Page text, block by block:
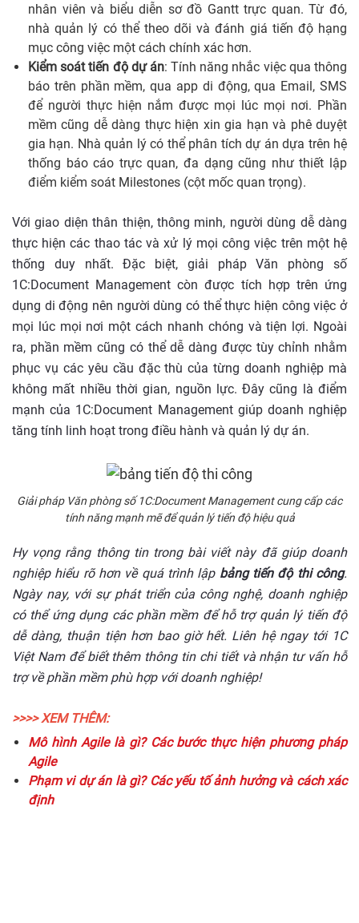
nhân viên và biểu diễn sơ đồ Gantt trực quan. Từ đó,
nhà quản lý có thể theo dõi và đánh giá tiến độ hạng
mục công việc một cách chính xác hơn.
Kiểm soát tiến độ dự án: Tính năng nhắc việc qua thông
báo trên phần mềm, qua app di động, qua Email, SMS
để người thực hiện nắm được mọi lúc mọi nơi. Phần
mềm cũng dễ dàng thực hiện xin gia hạn và phê duyệt
gia hạn. Nhà quản lý có thể phân tích dự án dựa trên hệ
thống báo cáo trực quan, đa dạng cũng như thiết lập
điểm kiểm soát Milestones (cột mốc quan trọng).
Với giao diện thân thiện, thông minh, người dùng dễ dàng
thực hiện các thao tác và xử lý mọi công việc trên một hệ
thống duy nhất. Đặc biệt, giải pháp Văn phòng số
1C:Document Management còn được tích hợp trên ứng
dụng di động nên người dùng có thể thực hiện công việc ở
mọi lúc mọi nơi một cách nhanh chóng và tiện lợi. Ngoài
ra, phần mềm cũng có thể dễ dàng được tùy chỉnh nhằm
phục vụ các yêu cầu đặc thù của từng doanh nghiệp mà
không mất nhiều thời gian, nguồn lực. Đây cũng là điểm
mạnh của 1C:Document Management giúp doanh nghiệp
tăng tính linh hoạt trong điều hành và quản lý dự án.
Giải pháp Văn phòng số 1C:Document Management cung cấp các
tính năng mạnh mẽ để quản lý tiến độ hiệu quả
Hy vọng rằng thông tin trong bài viết này đã giúp doanh
nghiệp hiểu rõ hơn về quá trình lập bảng tiến độ thi công.
Ngày nay, với sự phát triển của công nghệ, doanh nghiệp
có thể ứng dụng các phần mềm để hỗ trợ quản lý tiến độ
dễ dàng, thuận tiện hơn bao giờ hết. Liên hệ ngay tới 1C
Việt Nam để biết thêm thông tin chi tiết và nhận tư vấn hỗ
trợ về phần mềm phù hợp với doanh nghiệp!
>>>> XEM THÊM:
Mô hình Agile là gì? Các bước thực hiện phương pháp
Agile
Phạm vi dự án là gì? Các yếu tố ảnh hưởng và cách xác
định